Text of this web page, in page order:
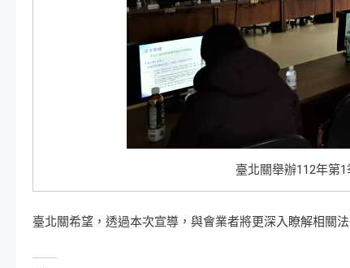
臺北關舉辦112年第
臺北關希望，透過本次宣導，與會業者將更深入瞭解相關